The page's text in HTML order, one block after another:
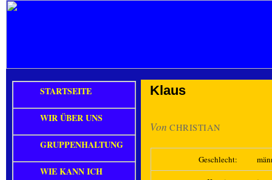
Klaus
Von CHRISTIAN
Geschlecht:
STARTSEITE
WIR ÜBER UNS
GRUPPENHALTUNG
WIE KANN ICH